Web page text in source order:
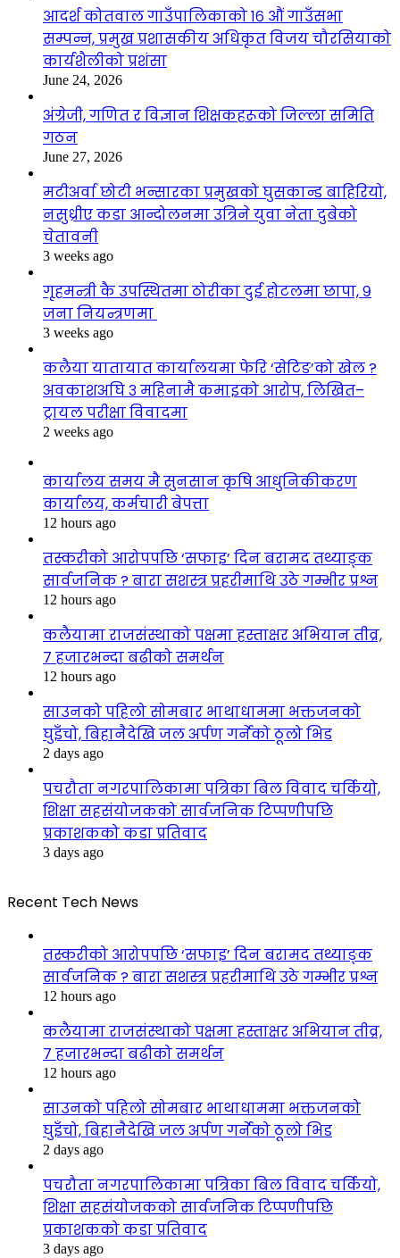
आदर्श कोतवाल गाउँपालिकाको १६ औं गाउँसभा
सम्पन्न, प्रमुख प्रशासकीय अधिकृत विजय चौरसियाको
कार्यशैलीको प्रशंसा
June 24, 2026
अंग्रेजी, गणित र विज्ञान शिक्षकहरूको जिल्ला समिति
गठन
June 27, 2026
मटीअर्वा छोटी भन्सारका प्रमुखको घुसकान्ड बाहिरियो,
नसुध्रीए कडा आन्दोलनमा उत्रिने युवा नेता दुबेको
चेतावनी
3 weeks ago
गृहमन्त्री कै उपस्थितमा ठोरीका दुई होटलमा छापा, ९
जना नियन्त्रणमा
3 weeks ago
कलैया यातायात कार्यालयमा फेरि ‘सेटिङ’को खेल ?
अवकाशअघि ३ महिनामै कमाइको आरोप, लिखित–
ट्रायल परीक्षा विवादमा
2 weeks ago
कार्यालय समय मै सुनसान कृषि आधुनिकीकरण
कार्यालय, कर्मचारी बेपत्ता
12 hours ago
तस्करीको आरोपपछि ‘सफाइ’ दिन बरामद तथ्याङ्क
सार्वजनिक ? बारा सशस्त्र प्रहरीमाथि उठे गम्भीर प्रश्न
12 hours ago
कलैयामा राजसंस्थाको पक्षमा हस्ताक्षर अभियान तीव्र,
७ हजारभन्दा बढीको समर्थन
12 hours ago
साउनको पहिलो सोमबार भाथाधाममा भक्तजनको
घुइँचो, बिहानैदेखि जल अर्पण गर्नेको ठूलो भिड
2 days ago
पचरौता नगरपालिकामा पत्रिका बिल विवाद चर्कियो,
शिक्षा सहसंयोजकको सार्वजनिक टिप्पणीपछि
प्रकाशकको कडा प्रतिवाद
3 days ago
Recent Tech News
तस्करीको आरोपपछि ‘सफाइ’ दिन बरामद तथ्याङ्क
सार्वजनिक ? बारा सशस्त्र प्रहरीमाथि उठे गम्भीर प्रश्न
12 hours ago
कलैयामा राजसंस्थाको पक्षमा हस्ताक्षर अभियान तीव्र,
७ हजारभन्दा बढीको समर्थन
12 hours ago
साउनको पहिलो सोमबार भाथाधाममा भक्तजनको
घुइँचो, बिहानैदेखि जल अर्पण गर्नेको ठूलो भिड
2 days ago
पचरौता नगरपालिकामा पत्रिका बिल विवाद चर्कियो,
शिक्षा सहसंयोजकको सार्वजनिक टिप्पणीपछि
प्रकाशकको कडा प्रतिवाद
3 days ago